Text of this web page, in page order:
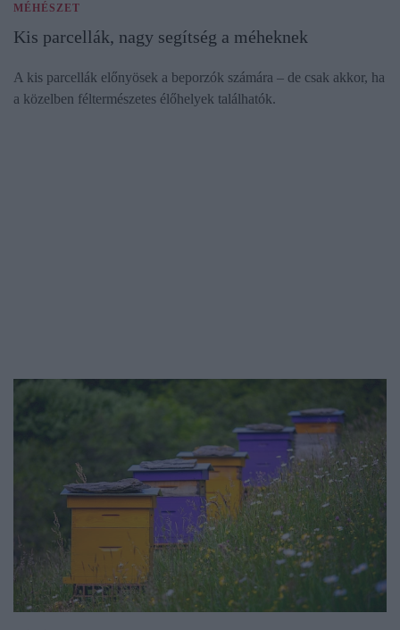
MÉHÉSZET
Kis parcellák, nagy segítség a méheknek
A kis parcellák előnyösek a beporzók számára – de csak akkor, ha
a közelben féltermészetes élőhelyek találhatók.